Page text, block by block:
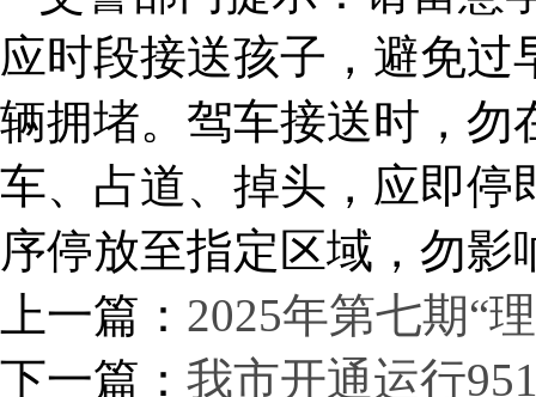
应时段接送孩子，避免
辆拥堵。驾车接送时，勿
车、占道、掉头，应即停
序停放至指定区域，勿
上一篇： 2025年第七期“
下一篇： 我市开通运行